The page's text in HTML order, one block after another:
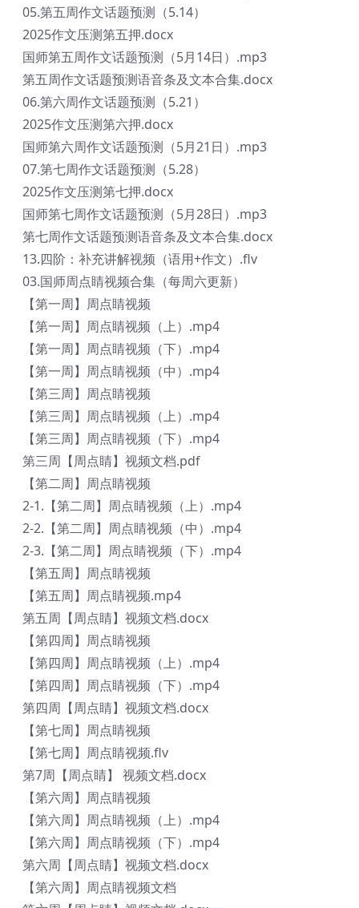
05.第五周作文话题预测（5.14）
2025作文压测第五押.docx
国师第五周作文话题预测（5月14日）.mp3
第五周作文话题预测语音条及文本合集.docx
06.第六周作文话题预测（5.21）
2025作文压测第六押.docx
国师第六周作文话题预测（5月21日）.mp3
07.第七周作文话题预测（5.28）
2025作文压测第七押.docx
国师第七周作文话题预测（5月28日）.mp3
第七周作文话题预测语音条及文本合集.docx
13.四阶：补充讲解视频（语用+作文）.flv
03.国师周点睛视频合集（每周六更新）
【第一周】周点睛视频
【第一周】周点睛视频（上）.mp4
【第一周】周点睛视频（下）.mp4
【第一周】周点睛视频（中）.mp4
【第三周】周点睛视频
【第三周】周点睛视频（上）.mp4
【第三周】周点睛视频（下）.mp4
第三周【周点睛】视频文档.pdf
【第二周】周点睛视频
2-1.【第二周】周点睛视频（上）.mp4
2-2.【第二周】周点睛视频（中）.mp4
2-3.【第二周】周点睛视频（下）.mp4
【第五周】周点睛视频
【第五周】周点睛视频.mp4
第五周【周点睛】视频文档.docx
【第四周】周点睛视频
【第四周】周点睛视频（上）.mp4
【第四周】周点睛视频（下）.mp4
第四周【周点睛】视频文档.docx
【第七周】周点睛视频
【第七周】周点睛视频.flv
第7周【周点睛】 视频文档.docx
【第六周】周点睛视频
【第六周】周点睛视频（上）.mp4
【第六周】周点睛视频（下）.mp4
第六周【周点睛】视频文档.docx
【第六周】周点睛视频文档